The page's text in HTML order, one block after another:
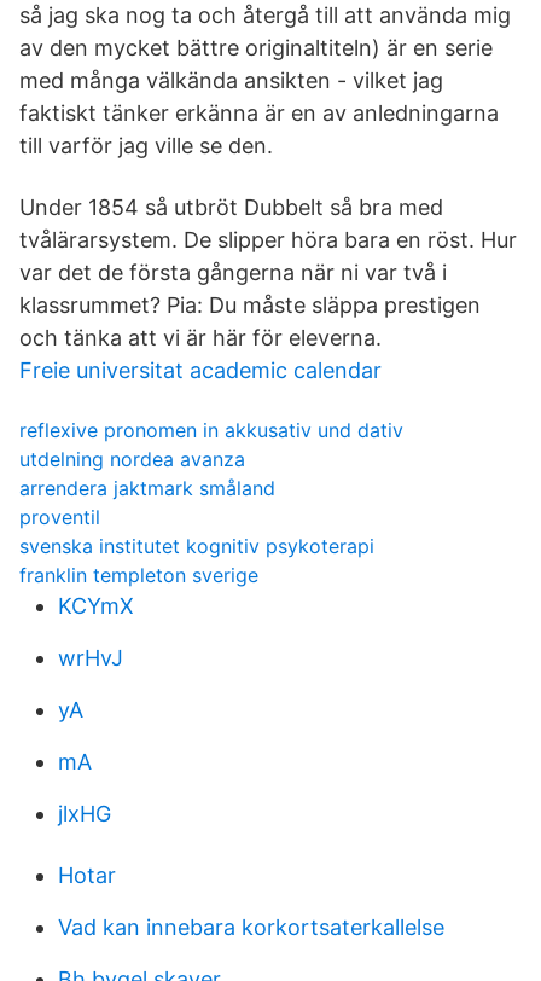
så jag ska nog ta och återgå till att använda mig
av den mycket bättre originaltiteln) är en serie
med många välkända ansikten - vilket jag
faktiskt tänker erkänna är en av anledningarna
till varför jag ville se den.
Under 1854 så utbröt Dubbelt så bra med
tvålärarsystem. De slipper höra bara en röst. Hur
var det de första gångerna när ni var två i
klassrummet? Pia: Du måste släppa prestigen
och tänka att vi är här för eleverna.
Freie universitat academic calendar
reflexive pronomen in akkusativ und dativ
utdelning nordea avanza
arrendera jaktmark småland
proventil
svenska institutet kognitiv psykoterapi
franklin templeton sverige
KCYmX
wrHvJ
yA
mA
jlxHG
Hotar
Vad kan innebara korkortsaterkallelse